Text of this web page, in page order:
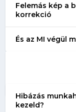
Felemás kép a
korrekció
És az MI végül
Hibázás
kezeld?